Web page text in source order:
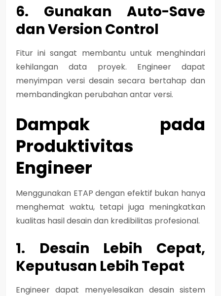
6. Gunakan Auto-Save
dan Version Control
Fitur ini sangat membantu untuk menghindari
kehilangan data proyek. Engineer dapat
menyimpan versi desain secara bertahap dan
membandingkan perubahan antar versi.
Dampak pada
Produktivitas
Engineer
Menggunakan ETAP dengan efektif bukan hanya
menghemat waktu, tetapi juga meningkatkan
kualitas hasil desain dan kredibilitas profesional.
1. Desain Lebih Cepat,
Keputusan Lebih Tepat
Engineer dapat menyelesaikan desain sistem